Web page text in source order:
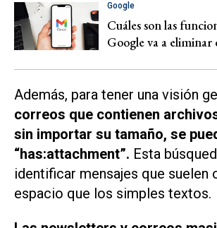
Google
Cuáles son las
Google va a eliminar
Además, para tener una visión
correos que contienen
sin importar su tamaño, se
“has:attachment”. Esta
identificar mensajes que suelen
espacio que los simples textos.